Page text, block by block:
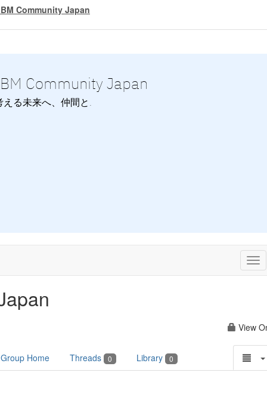
Community Japan
Community Japan
える未来へ、仲間と.
View
Group Home Threads 0 Library 0